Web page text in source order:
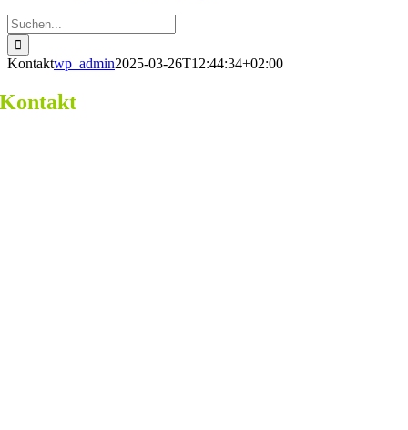
Suche
nach:
Kontaktwp_admin2025-03-26T12:44:34+02:00
Kontakt